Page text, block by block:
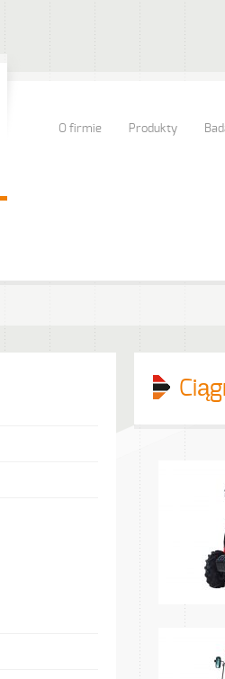
O firmie Produkty